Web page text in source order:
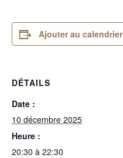
Ajouter au calendrier
DÉTAILS
Date :
10 décembre 2025
Heure :
20:30 à 22:30